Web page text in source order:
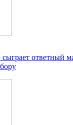
сыграет ответный